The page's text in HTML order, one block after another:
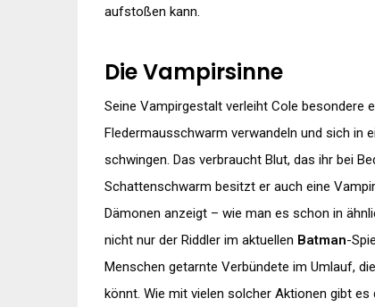
aufstoßen kann.
Die Vampirsinne
Seine Vampirgestalt verleiht Cole besondere
Fledermausschwarm verwandeln und sich in
schwingen. Das verbraucht Blut, das ihr bei
Schattenschwarm besitzt er auch eine
Dämonen anzeigt – wie man es schon in
nicht nur der Riddler im aktuellen Batman-
Menschen getarnte Verbündete im Umlauf,
könnt. Wie mit vielen solcher Aktionen gibt